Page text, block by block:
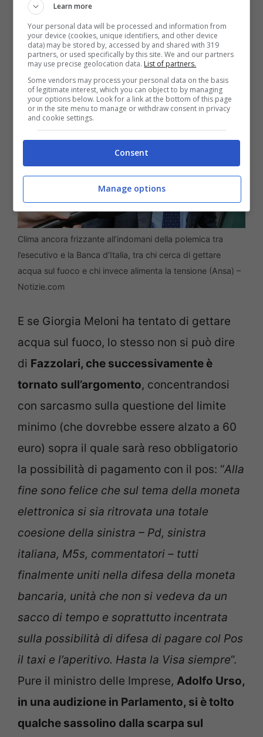
garantista nella fase di celebrazione del
processo e una giustizialista nella fase di
esecuzione della pena“.
Clima ancora frizzante all’indomani della polemica tra
l’esecutivo e la Banca d’Italia, tra chi cerca di gettare
acqua sul fuoco e chi invece alimenta la tensione (Ansa) –
Notizie.com
E se Giorgia Meloni ha tentato di gettare
acqua sul fuoco, lo stesso non si può dire
di Fazzolari, che successivamente è
tornato sull’argomento, concentrandosi
con sarcasmo sulla questione del limite
minimo (che dovrebbe essere alzato a 60
euro) sopra il quale sarà reso obbligatorio
la possibilità di pagamento con il pos: “Alla
fine sono felice che sul tema della moneta
elettronica si sia ritrovata una totale
coesione della sinistra – Pd, sinistra
italiana, M5s, commentatori – tutti
finalmente uniti nella difesa della moneta
bancaria, unità che non si vedeva da un
sacco di tempo e soprattutto incentrata
sulla possibilità di difesa di pagare col Pos
il taxi e l’aperitivo. Hasta la Visa siempre“.
Pure il ministro delle Imprese, Adolfo Urso,
in una audizione in Parlamento, si è tolto
qualche sassolino dalla scarpa sul
Learn more
Your personal data will be processed and information from
your device (cookies, unique identifiers, and other device
data) may be stored by, accessed by and shared with 319
partners, or used specifically by this site. We and our partners
may use precise geolocation data. List of partners.
Some vendors may process your personal data on the basis
of legitimate interest, which you can object to by managing
your options below. Look for a link at the bottom of this page
or in the site menu to manage or withdraw consent in privacy
and cookie settings.
Consent
Manage options